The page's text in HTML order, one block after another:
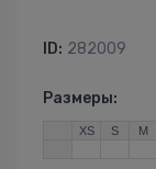
ID: 282009
Размеры:
XS S M